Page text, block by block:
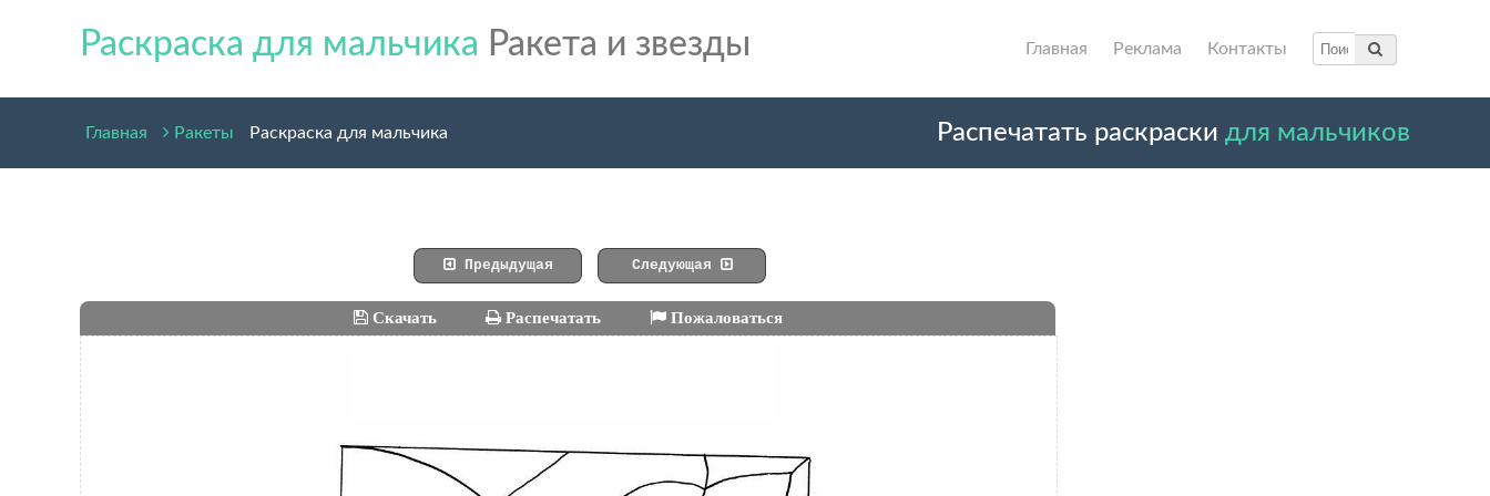
Раскраска для мальчика Ракета и звезды Главная Реклама Контакты
Распечатать раскраски для мальчиков
Главная Ракеты Раскраска для мальчика
Предыдущая Следующая
Скачать Распечатать Пожаловаться